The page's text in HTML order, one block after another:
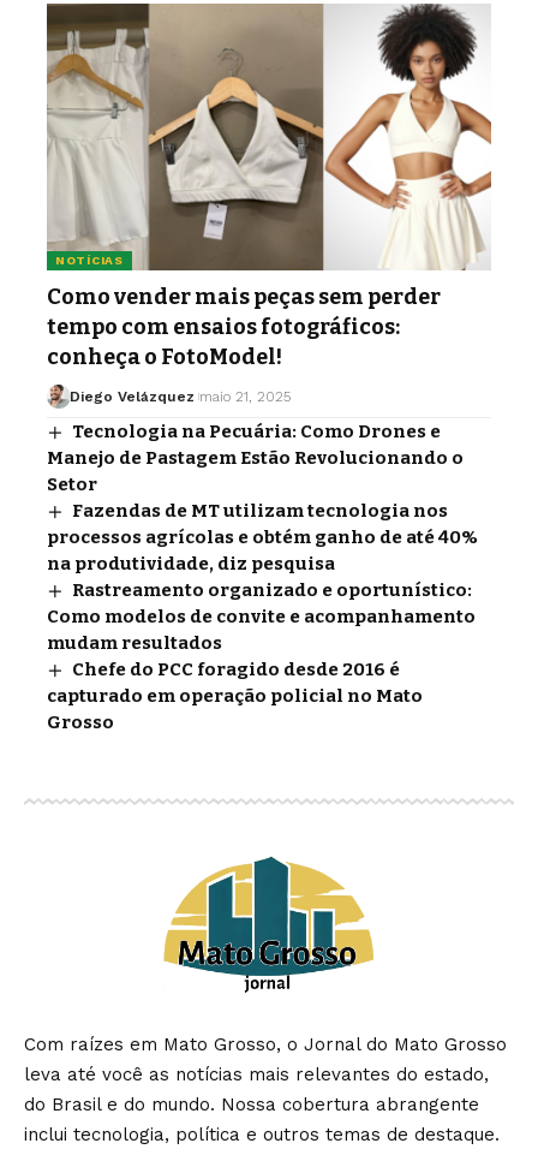
NOTÍCIAS
Como vender mais peças sem perder
tempo com ensaios fotográficos:
conheça o FotoModel!
Diego Velázquez maio 21, 2025
Tecnologia na Pecuária: Como Drones e
Manejo de Pastagem Estão Revolucionando o
Setor
Fazendas de MT utilizam tecnologia nos
processos agrícolas e obtém ganho de até 40%
na produtividade, diz pesquisa
Rastreamento organizado e oportunístico:
Como modelos de convite e acompanhamento
mudam resultados
Chefe do PCC foragido desde 2016 é
capturado em operação policial no Mato
Grosso
Com raízes em Mato Grosso, o Jornal do Mato Grosso
leva até você as notícias mais relevantes do estado,
do Brasil e do mundo. Nossa cobertura abrangente
inclui tecnologia, política e outros temas de destaque.